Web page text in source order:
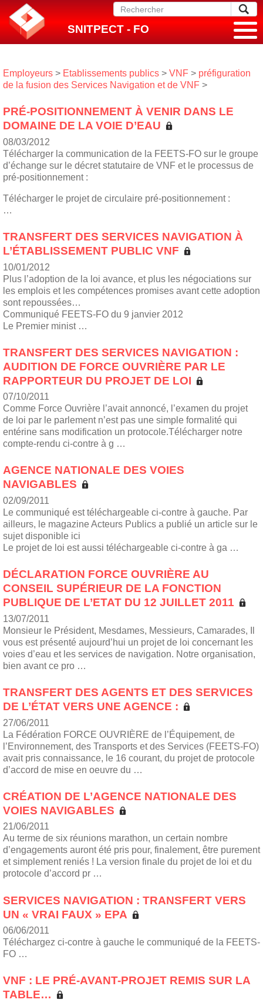
SNITPECT - FO
Employeurs > Etablissements publics > VNF > préfiguration
de la fusion des Services Navigation et de VNF >
PRÉ-POSITIONNEMENT À VENIR DANS LE
DOMAINE DE LA VOIE D’EAU
08/03/2012
Télécharger la communication de la FEETS-FO sur le groupe
d’échange sur le décret statutaire de VNF et le processus de
pré-positionnement :
Télécharger le projet de circulaire pré-positionnement :
…
TRANSFERT DES SERVICES NAVIGATION À
L’ÉTABLISSEMENT PUBLIC VNF
10/01/2012
Plus l’adoption de la loi avance, et plus les négociations sur
les emplois et les compétences promises avant cette adoption
sont repoussées…
Communiqué FEETS-FO du 9 janvier 2012
Le Premier minist …
TRANSFERT DES SERVICES NAVIGATION :
AUDITION DE FORCE OUVRIÈRE PAR LE
RAPPORTEUR DU PROJET DE LOI
07/10/2011
Comme Force Ouvrière l’avait annoncé, l’examen du projet
de loi par le parlement n’est pas une simple formalité qui
entérine sans modification un protocole.Télécharger notre
compte-rendu ci-contre à g …
AGENCE NATIONALE DES VOIES
NAVIGABLES
02/09/2011
Le communiqué est téléchargeable ci-contre à gauche. Par
ailleurs, le magazine Acteurs Publics a publié un article sur le
sujet disponible ici
Le projet de loi est aussi téléchargeable ci-contre à ga …
DÉCLARATION FORCE OUVRIÈRE AU
CONSEIL SUPÉRIEUR DE LA FONCTION
PUBLIQUE DE L’ETAT DU 12 JUILLET 2011
13/07/2011
Monsieur le Président, Mesdames, Messieurs, Camarades, Il
vous est présenté aujourd’hui un projet de loi concernant les
voies d’eau et les services de navigation. Notre organisation,
bien avant ce pro …
TRANSFERT DES AGENTS ET DES SERVICES
DE L’ÉTAT VERS UNE AGENCE :
27/06/2011
La Fédération FORCE OUVRIÈRE de l’Équipement, de
l’Environnement, des Transports et des Services (FEETS-FO)
avait pris connaissance, le 16 courant, du projet de protocole
d’accord de mise en oeuvre du …
CRÉATION DE L’AGENCE NATIONALE DES
VOIES NAVIGABLES
21/06/2011
Au terme de six réunions marathon, un certain nombre
d’engagements auront été pris pour, finalement, être purement
et simplement reniés ! La version finale du projet de loi et du
protocole d’accord pr …
SERVICES NAVIGATION : TRANSFERT VERS
UN « VRAI FAUX » EPA
06/06/2011
Téléchargez ci-contre à gauche le communiqué de la FEETS-
FO …
VNF : LE PRÉ-AVANT-PROJET REMIS SUR LA
TABLE…